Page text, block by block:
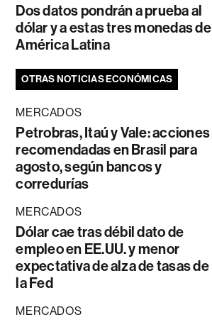
Dos datos pondrán a prueba al
dólar y a estas tres monedas de
América Latina
OTRAS NOTICIAS ECONÓMICAS
MERCADOS
Petrobras, Itaú y Vale: acciones
recomendadas en Brasil para
agosto, según bancos y
corredurías
MERCADOS
Dólar cae tras débil dato de
empleo en EE.UU. y menor
expectativa de alza de tasas de
la Fed
MERCADOS